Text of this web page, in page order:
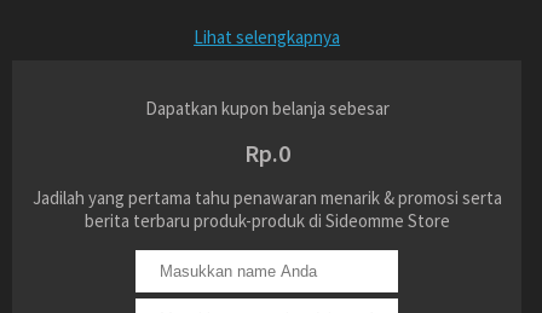
Lihat selengkapnya
Dapatkan kupon belanja sebesar
Rp.0
Jadilah yang pertama tahu penawaran menarik & promosi serta
berita terbaru produk-produk di Sideomme Store